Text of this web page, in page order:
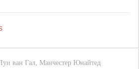
ван Гал, Манчестер Юнайтед